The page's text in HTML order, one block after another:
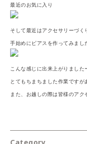
最近のお気に入り
そして最近はアクセサリーづく
手始めにピアスを作ってみまし
こんな感じに出来上がりまし
とてもちまちました作業ですが
また、お越しの際は皆様のア